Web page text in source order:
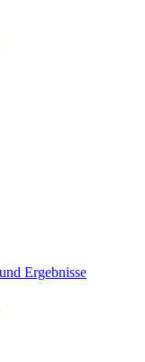
Ergebnisse